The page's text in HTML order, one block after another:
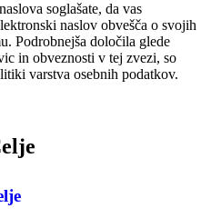
soglašate, da vas
naslov obvešča o svojih
Podrobnejša določila glede
in obveznosti v tej zvezi, so
varstva osebnih podatkov.